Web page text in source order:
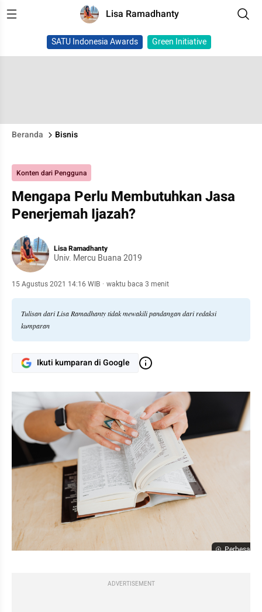
Lisa Ramadhanty
SATU Indonesia Awards Green Initiative
Beranda Bisnis
Konten dari Pengguna
Mengapa Perlu Membutuhkan Jasa
Penerjemah Ijazah?
Lisa Ramadhanty
Univ. Mercu Buana 2019
15 Agustus 2021 14:16 WIB · waktu baca 3 menit
Tulisan dari Lisa Ramadhanty tidak mewakili pandangan dari redaksi
kumparan
Ikuti kumparan di Google
Perbesar
ADVERTISEMENT